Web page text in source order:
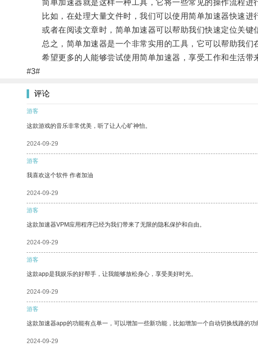
简单加速器就是这样一种工具，它将一些常见的操作流程进
比如，在处理大量文件时，我们可以使用简单加速器快速进
或者在阅读文章时，简单加速器可以帮助我们快速定位关键
总之，简单加速器是一个非常实用的工具，它可以帮助我们
希望更多的人能够尝试使用简单加速器，享受工作和生活带
#3#
评论
游客
这款游戏的音乐非常优美，听了让人心旷神怡。
2024-09-29
游客
我喜欢这个软件 作者加油
2024-09-29
游客
这款加速器VPM应用程序已经为我们带来了无限的隐私保护和自由。
2024-09-29
游客
这款app是我娱乐的好帮手，让我能够放松身心，享受美好时光。
2024-09-29
游客
这款加速器app的功能有点单一，可以增加一些新功能，比如增加一个自动切换线路的功
2024-09-29